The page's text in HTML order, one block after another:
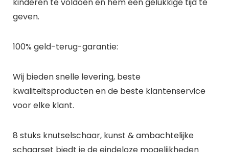
geven.
100% geld-terug-garantie:
Wij bieden snelle levering, beste
kwaliteitsproducten en de beste klantenservice
voor elke klant.
8 stuks knutselschaar, kunst & ambachtelijke